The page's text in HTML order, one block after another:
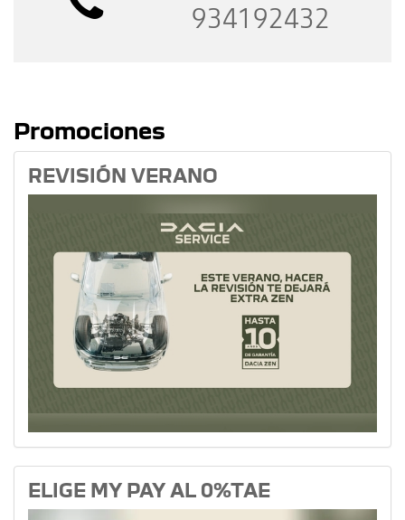
934192432
Promociones
REVISIÓN VERANO
ELIGE MY PAY AL 0%TAE